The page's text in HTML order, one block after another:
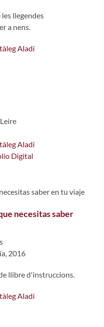
les llegendes
a nens.
Aladí
Aladí
Digital
necesitas saber
2016
llibre d'instruccions.
Aladí